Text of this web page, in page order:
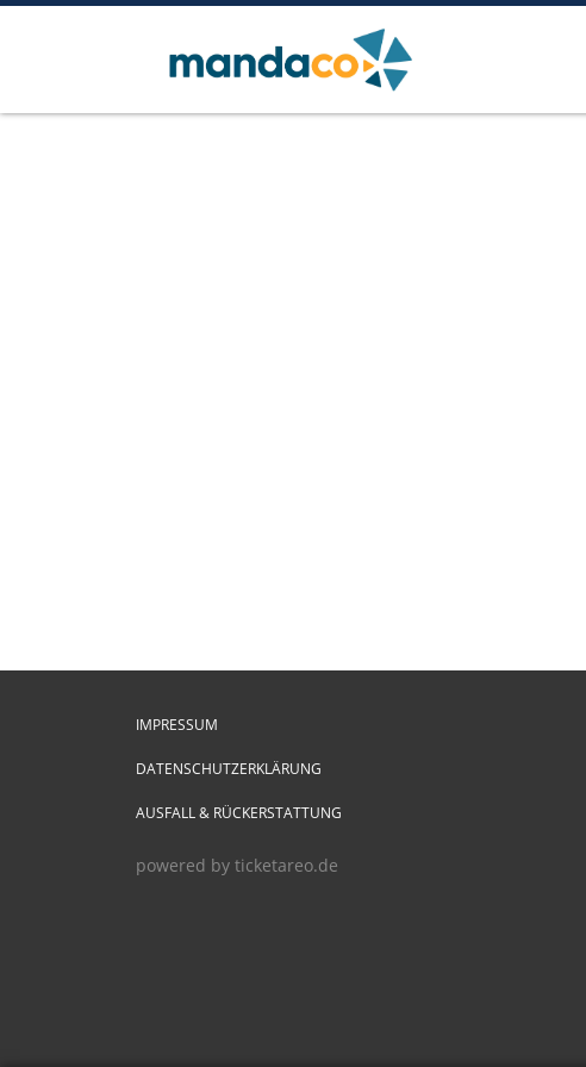
IMPRESSUM
DATENSCHUTZERKLÄRUNG
AUSFALL & RÜCKERSTATTUNG
powered by ticketareo.de